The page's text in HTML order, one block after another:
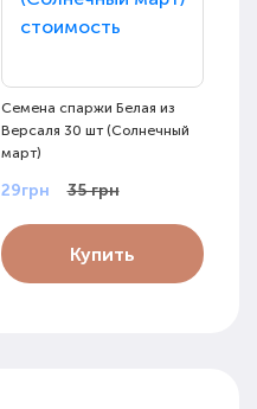
Семена спаржи Белая из
Версаля 30 шт (Солнечный
март)
29грн 35 грн
Купить